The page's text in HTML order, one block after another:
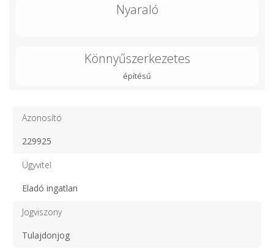
Nyaraló
Könnyűszerkezetes
építésű
Azonosító
229925
Ügyvitel
Eladó ingatlan
Jogviszony
Tulajdonjog